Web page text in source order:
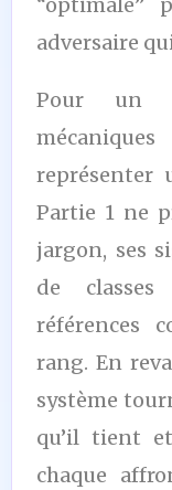
“optimale”
adversaire
Pour un
représenter
Partie 1 ne
jargon, ses
de
références
rang. En
système
qu’il tient
chaque